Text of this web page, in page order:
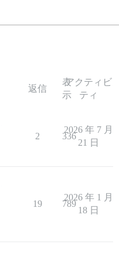
返信
表
示
アクティビ
ティ
2 336
2026 年 7 月
21 日
19 789
2026 年 1 月
18 日